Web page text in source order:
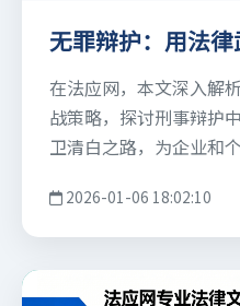
无罪辩护：用法
在法应网，本文深入解
战策略，探讨刑事辩护
卫清白之路，为企业和
2026-01-06 18:02:10